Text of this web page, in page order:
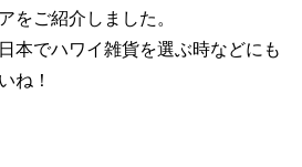
をご紹介しました。
本でハワイ雑貨を選ぶ時などにも
ね！